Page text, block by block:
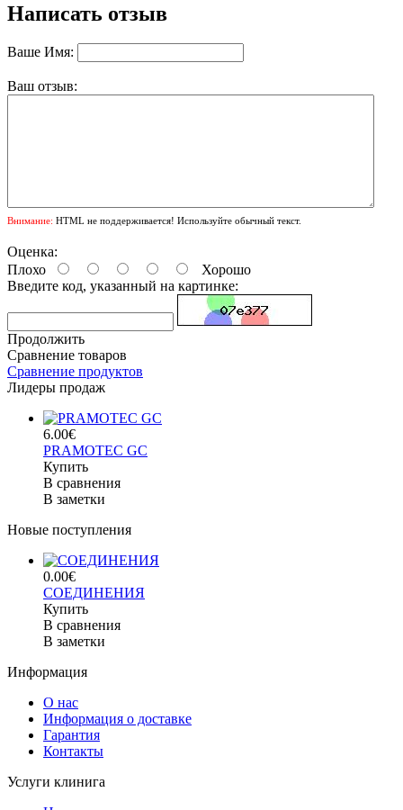
Написать отзыв
Ваше Имя:
Ваш отзыв:
Внимание: HTML не поддерживается! Используйте обычный текст.
Оценка:
Плохо
Хорошо
Введите код, указанный на картинке:
Продолжить
Сравнение товаров
Сравнение продуктов
Лидеры продаж
6.00€
PRAMOTEC GC
Купить
В сравнения
В заметки
Новые поступления
0.00€
СОЕДИНЕНИЯ
Купить
В сравнения
В заметки
Информация
О нас
Информация о доставке
Гарантия
Контакты
Услуги клинига